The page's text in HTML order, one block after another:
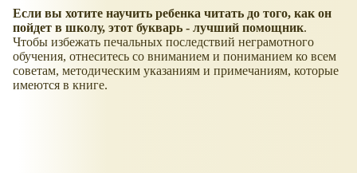
Если вы хотите научить ребенка читать до того, как он
пойдет в школу, этот букварь - лучший помощник.
Чтобы избежать печальных последствий неграмотного
обучения, отнеситесь со вниманием и пониманием ко всем
советам, методическим указаниям и примечаниям, которые
имеются в книге.